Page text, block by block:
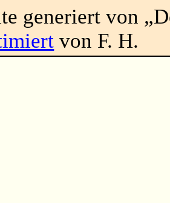
generiert von
von F. H.